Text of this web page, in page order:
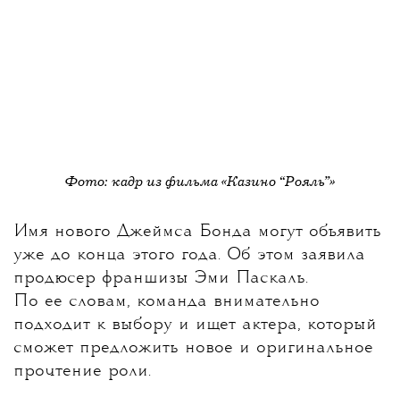
Фото: кадр из фильма «Казино “Рояль”»
Имя нового Джеймса Бонда могут объявить
уже до конца этого года. Об этом заявила
продюсер франшизы Эми Паскаль.
По ее словам, команда внимательно
подходит к выбору и ищет актера, который
сможет предложить новое и оригинальное
прочтение роли.